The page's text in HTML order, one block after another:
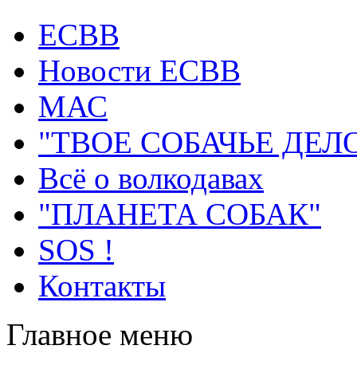
ECВB
Новости ЕСВВ
МАС
"ТВОЕ СОБАЧЬЕ
Всё о волкодавах
"ПЛАНЕТА СОБАК"
SOS !
Контакты
Главное меню